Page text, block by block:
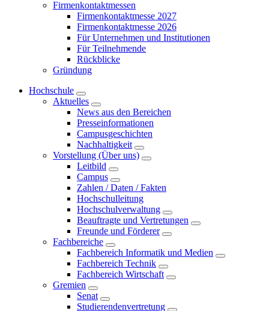
Firmenkontaktmessen
Firmenkontaktmesse 2027
Firmenkontaktmesse 2026
Für Unternehmen und Institutionen
Für Teilnehmende
Rückblicke
Gründung
Hochschule
Aktuelles
News aus den Bereichen
Presseinformationen
Campusgeschichten
Nachhaltigkeit
Vorstellung (Über uns)
Leitbild
Campus
Zahlen / Daten / Fakten
Hochschulleitung
Hochschulverwaltung
Beauftragte und Vertretungen
Freunde und Förderer
Fachbereiche
Fachbereich Informatik und Medien
Fachbereich Technik
Fachbereich Wirtschaft
Gremien
Senat
Studierendenvertretung